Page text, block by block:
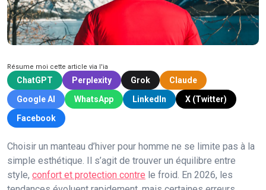
Résume moi cette article via l'ia
ChatGPT Perplexity Grok
Claude
Google AI
WhatsApp LinkedIn
X (Twitter)
Facebook
Choisir un manteau d’hiver pour homme ne se limite pas à la
simple esthétique. Il s’agit de trouver un équilibre entre
style, confort et protection contre le froid. En 2026, les